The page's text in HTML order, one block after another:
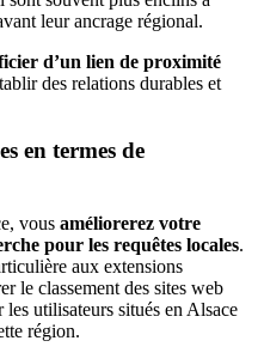
leur ancrage régional.
d’un lien de proximité
des relations durables et
en termes de
vous améliorerez votre
pour les requêtes locales.
aux extensions
le classement des sites web
les utilisateurs situés en Alsace
région.